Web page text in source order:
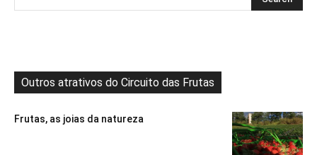
Outros atrativos do Circuito das Frutas
Frutas, as joias da natureza